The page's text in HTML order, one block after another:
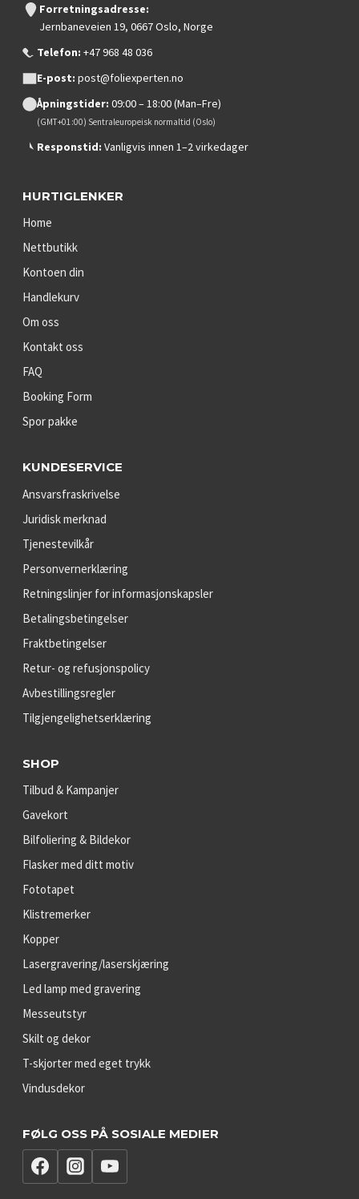
Forretningsadresse:
Jernbaneveien 19, 0667 Oslo, Norge
Telefon: +47 968 48 036
E-post: post@foliexperten.no
Åpningstider: 09:00 – 18:00 (Man–Fre)
(GMT+01:00) Sentraleuropeisk normaltid (Oslo)
Responstid: Vanligvis innen 1–2 virkedager
HURTIGLENKER
Home
Nettbutikk
Kontoen din
Handlekurv
Om oss
Kontakt oss
FAQ
Booking Form
Spor pakke
KUNDESERVICE
Ansvarsfraskrivelse
Juridisk merknad
Tjenestevilkår
Personvernerklæring
Retningslinjer for informasjonskapsler
Betalingsbetingelser
Fraktbetingelser
Retur- og refusjonspolicy
Avbestillingsregler
Tilgjengelighetserklæring
SHOP
Tilbud & Kampanjer
Gavekort
Bilfoliering & Bildekor
Flasker med ditt motiv
Fototapet
Klistremerker
Kopper
Lasergravering/laserskjæring
Led lamp med gravering
Messeutstyr
Skilt og dekor
T-skjorter med eget trykk
Vindusdekor
FØLG OSS PÅ SOSIALE MEDIER